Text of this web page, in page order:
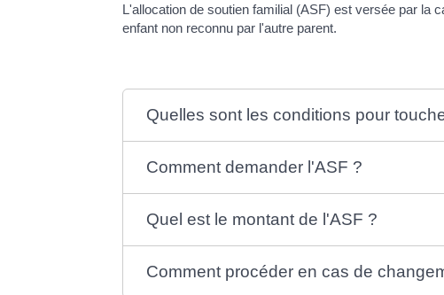
L'allocation de soutien familial (ASF) est versée par la
enfant non reconnu par l'autre parent.
Quelles sont les conditions pour
Comment demander l'ASF ?
Quel est le montant de l'ASF ?
Comment procéder en cas de